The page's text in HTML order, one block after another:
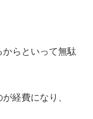
らといって無駄
が経費になり、